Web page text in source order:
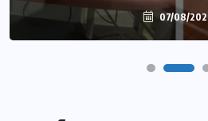
07/08/
07/08/